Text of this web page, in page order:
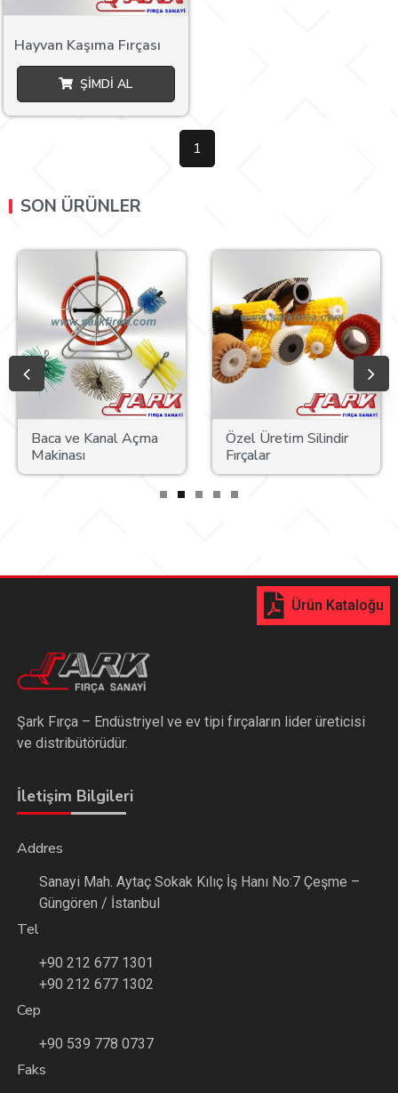
Hayvan Kaşıma Fırçası
ŞIMDI AL
1
SON ÜRÜNLER
Baca ve Kanal Açma
Makinası
Özel Üretim Silindir
Fırçalar
Ürün Kataloğu
Şark Fırça – Endüstriyel ve ev tipi fırçaların lider üreticisi
ve distribütörüdür.
İletişim Bilgileri
Addres
Sanayi Mah. Aytaç Sokak Kılıç İş Hanı No:7 Çeşme –
Güngören / İstanbul
Tel
+90 212 677 1301
+90 212 677 1302
Cep
+90 539 778 0737
Faks